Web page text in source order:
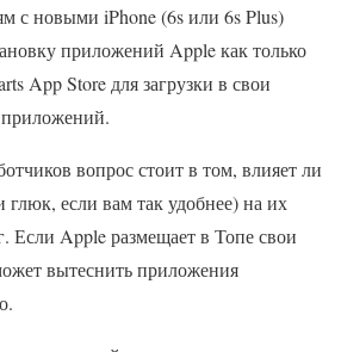
с новыми iPhone (6s или 6s Plus)
приложений Apple как только
App Store для загрузки в свои
вопрос стоит в том, влияет ли
глюк, если вам так удобнее) на их
Если Apple размещает в Топе свои
вытеснить приложения